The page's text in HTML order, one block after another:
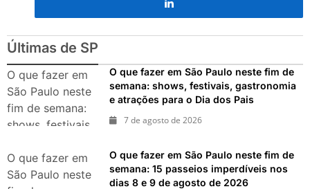
Últimas de SP
O que fazer em
São Paulo neste
fim de semana:
shows, festivais,
atrações para o
Dia dos Pais
O que fazer em São Paulo neste fim de
semana: shows, festivais, gastronomia
e atrações para o Dia dos Pais
7 de agosto de 2026
O que fazer em
São Paulo neste
O que fazer em São Paulo neste fim de
semana: 15 passeios imperdíveis nos
dias 8 e 9 de agosto de 2026